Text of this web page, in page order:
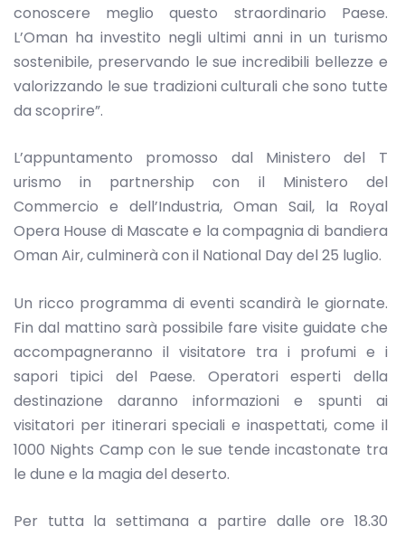
conoscere meglio questo straordinario Paese.
L’Oman ha investito negli ultimi anni in un turismo
sostenibile, preservando le sue incredibili bellezze e
valorizzando le sue tradizioni culturali che sono tutte
da scoprire”.
L’appuntamento promosso dal Ministero del T
urismo in partnership con il Ministero del
Commercio e dell’Industria, Oman Sail, la Royal
Opera House di Mascate e la compagnia di bandiera
Oman Air, culminerà con il National Day del 25 luglio.
Un ricco programma di eventi scandirà le giornate.
Fin dal mattino sarà possibile fare visite guidate che
accompagneranno il visitatore tra i profumi e i
sapori tipici del Paese. Operatori esperti della
destinazione daranno informazioni e spunti ai
visitatori per itinerari speciali e inaspettati, come il
1000 Nights Camp con le sue tende incastonate tra
le dune e la magia del deserto.
Per tutta la settimana a partire dalle ore 18.30